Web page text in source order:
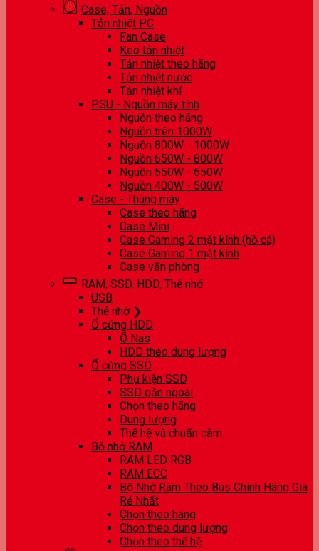
Case, Tản, Nguồn
Tản nhiệt PC
Fan Case
Keo tản nhiệt
Tản nhiệt theo hãng
Tản nhiệt nước
Tản nhiệt khí
PSU - Nguồn máy tính
Nguồn theo hãng
Nguồn trên 1000W
Nguồn 800W - 1000W
Nguồn 650W - 800W
Nguồn 550W - 650W
Nguồn 400W - 500W
Case - Thùng máy
Case theo hãng
Case Mini
Case Gaming 2 mặt kính (hồ cá)
Case Gaming 1 mặt kính
Case văn phòng
RAM, SSD, HDD, Thẻ nhớ
USB
Thẻ nhớ ❯
Ổ cứng HDD
Ổ Nas
HDD theo dung lượng
Ổ cứng SSD
Phụ kiện SSD
SSD gắn ngoài
Chọn theo hãng
Dung lượng
Thế hệ và chuẩn cắm
Bộ nhớ RAM
RAM LED RGB
RAM ECC
Bộ Nhớ Ram Theo Bus Chính Hãng Giá
Rẻ Nhất
Chọn theo hãng
Chọn theo dung lượng
Chọn theo thế hệ